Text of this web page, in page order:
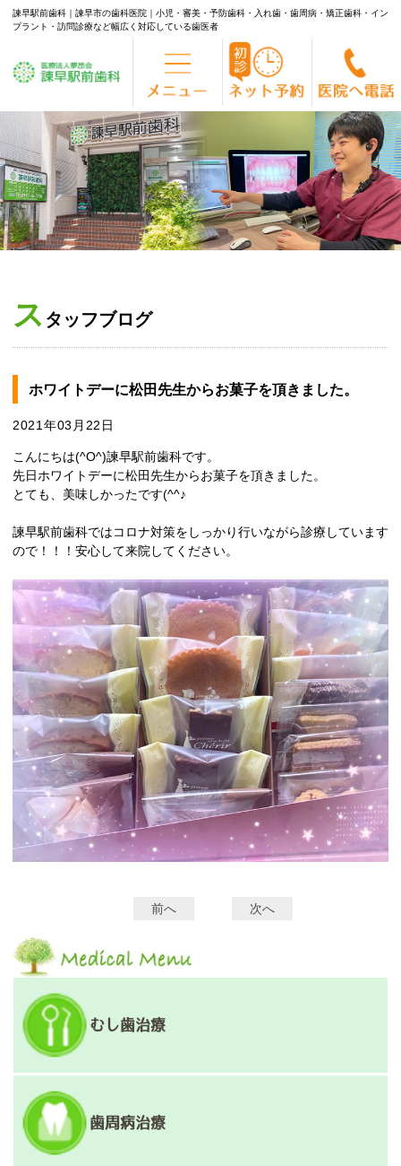
to
content
諫早駅前歯科｜諫早市の歯科医院｜小児・審美・予防歯科・入れ歯・歯周病・矯正歯科・イン
プラント・訪問診療など幅広く対応している歯医者
ス タッフブログ
ホワイトデーに松田先生からお菓子を頂きました。
2021年03月22日
こんにちは(^O^)諫早駅前歯科です。
先日ホワイトデーに松田先生からお菓子を頂きました。
とても、美味しかったです(^^♪
諫早駅前歯科ではコロナ対策をしっかり行いながら診療しています
ので！！！安心して来院してください。
シ
前へ 次へ
むし歯治療
歯周病治療